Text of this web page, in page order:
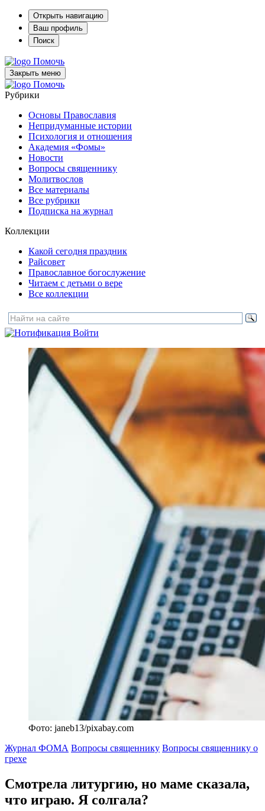
Открыть навигацию
Ваш профиль
Поиск
Помочь
Закрыть меню
Помочь
Рубрики
Основы Православия
Непридуманные истории
Психология и отношения
Академия «Фомы»
Новости
Вопросы священнику
Молитвослов
Все материалы
Все рубрики
Подписка на журнал
Коллекции
Какой сегодня праздник
Райсовет
Православное богослужение
Читаем с детьми о вере
Все коллекции
Войти
Фото: janeb13/pixabay.com
Журнал ФОМА Вопросы священнику Вопросы священнику о
грехе
Смотрела литургию, но маме сказала,
что играю. Я солгала?